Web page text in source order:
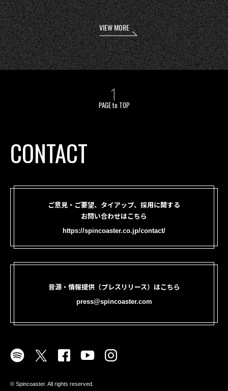
VIEW MORE
PAGE to TOP
CONTACT
ご意見・ご要望、タイアップ、採用に関する
お問い合わせはこちら
https://spincoaster.co.jp/contact/
音源・情報提供（プレスリリース）はこちら
press@spincoaster.com
©︎ Spincoaster. All rights reserved.